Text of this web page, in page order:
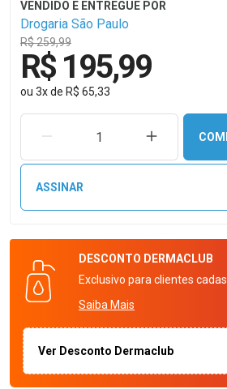
Drogaria São Paulo
R$ 259,99
R$ 195,99
ou 3xde R$ 65,33
REMOVER UMA UNIDADEAUMENTAR
ASSINAR
DESCONTO DERMACLUB
Exclusivo para clientes
Saiba Mais
Ver Desconto Dermaclub